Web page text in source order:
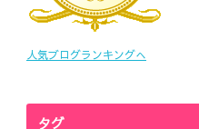
人気ブログランキングへ
タグ